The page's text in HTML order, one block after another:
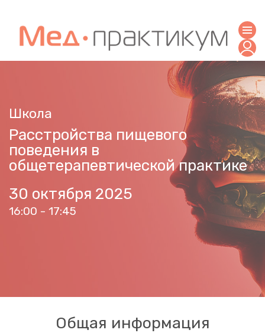
Школа
Расстройства пищевого
поведения в
общетерапевтической практике
30 октября 2025
16:00 - 17:45
Общая информация